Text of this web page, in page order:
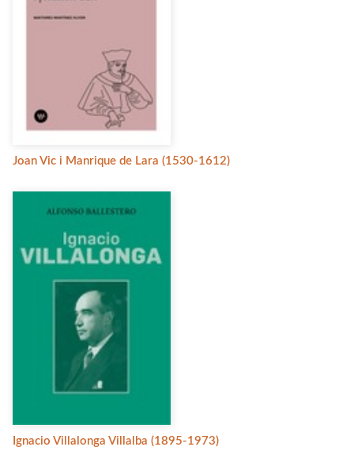
Joan Vic i Manrique de Lara (1530-1612)
Ignacio Villalonga Villalba (1895-1973)